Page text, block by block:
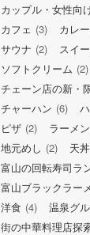
カップル・女性向
カフェ (3) カレー
サウナ (2) スイ
ソフトクリーム (2)
チェーン店の新・
チャーハン (6)
ピザ (2) ラーメン
地元めし (2) 天丼
富山の回転寿司ラ
富山ブラックラー
洋食 (4) 温泉グ
街の中華料理店探